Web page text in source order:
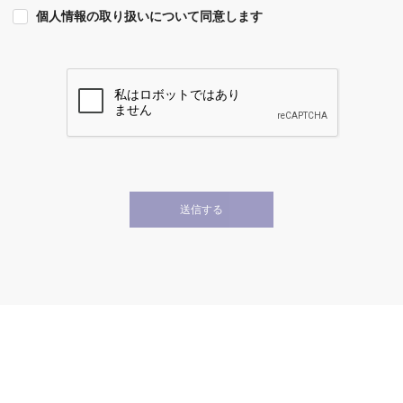
個人情報の取り扱いについて同意します
送信する